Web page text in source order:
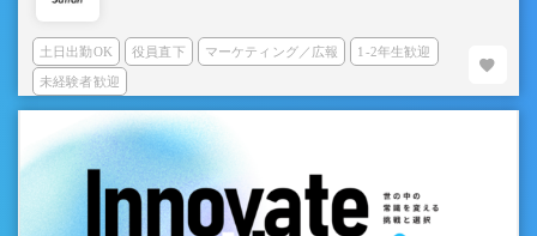
土日出勤OK 役員直下 マーケティング／広報 1-2年生歓迎
未経験者歓迎